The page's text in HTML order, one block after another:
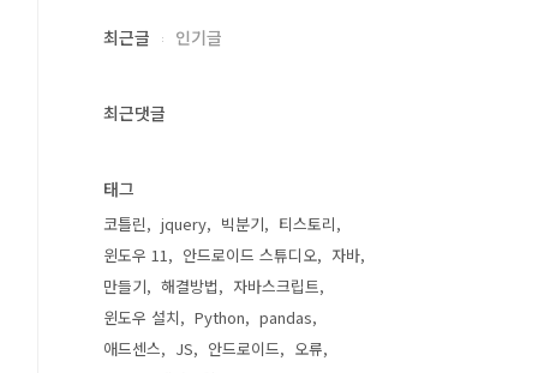
최근글 인기글
최근댓글
태그
코틀린 jquery 빅분기
티스토리
윈도우 11
안드로이드 스튜디오
자바
만들기
해결방법
자바스크립트
윈도우 설치
Python
pandas
애드센스
JS 안드로이드
오류